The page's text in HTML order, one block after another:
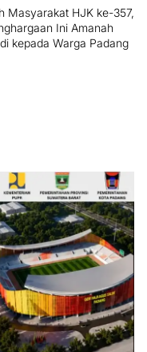
Masyarakat HJK ke-357,
Ini Amanah
kepada Warga Padang